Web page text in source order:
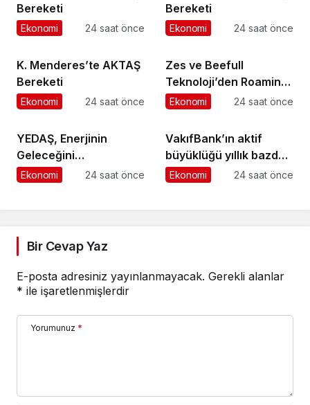
Bereketi
Ekonomi 24 saat önce
Bereketi
Ekonomi 24 saat önce
K. Menderes’te AKTAŞ
Bereketi
Ekonomi 24 saat önce
Zes ve Beefull
Teknoloji’den Roaming
İş Birliği
Ekonomi 24 saat önce
YEDAŞ, Enerjinin
Geleceğini
Şekillendirecek Genç
Ekonomi 24 saat önce
VakıfBank’ın aktif
büyüklüğü yıllık bazda
yüzde 28 artışla 5,8
Ekonomi 24 saat önce
Bir Cevap Yaz
E-posta adresiniz yayınlanmayacak. Gerekli alanlar
* ile işaretlenmişlerdir
Yorumunuz *